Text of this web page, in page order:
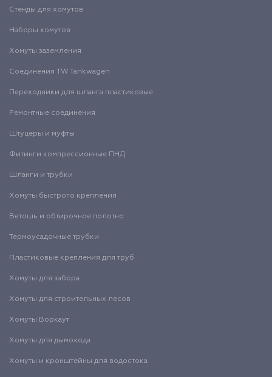
Стенды для хомутов
Наборы хомутов
Хомуты заземления
Соединения TW Tankwagen
Переходники для шланга пластиковые
Ремонтные соединения
Штуцеры и муфты
Фитинги компрессионные ПНД
Шланги и трубки
Хомуты быстрого крепления
Ветошь и обтирочное полотно
Термоусадочные трубки
Пластиковые крепления для труб
Хомуты для забора
Хомуты для строительных лесов
Хомуты Воркаут
Хомуты для дымохода
Хомуты и кронштейны для водостока